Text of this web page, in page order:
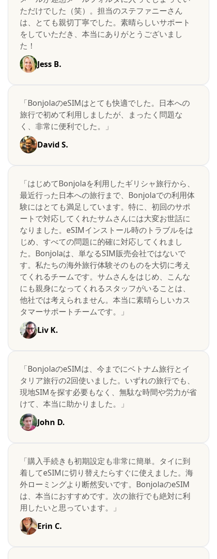
ただけでした（笑）。担当のステファニーさん
は、とても親切丁寧でした。素晴らしいサポート
をしていただき、本当にありがとうございまし
た！
Jess B.
「BonjolaのeSIMはとても快適でした。日本への
旅行で初めて利用しましたが、まったく問題な
く、非常に便利でした。」
David S.
「はじめてBonjolaを利用したギリシャ旅行から、
最近行った日本への旅行まで、Bonjolaでの利用体
験にはとても満足しています。特に、初回のサポ
ートで対応してくれたサムさんには大変お世話に
なりました。eSIMインストール時のトラブルをは
じめ、すべての問題に的確に対応してくれまし
た。Bonjolaは、単なるSIM販売会社ではないで
す。私たちの海外旅行体験そのものを大切に考え
てくれるチームです。サムさんをはじめ、こんな
にも親身になってくれるスタッフがいることは、
他社では考えられません。本当に素晴らしいカス
タマーサポートチームです。」
Liv K.
「BonjolaのeSIMは、今までにベトナム旅行とイ
タリア旅行の2回使いました。いずれの旅行でも、
現地SIMを探す必要もなく、無駄な時間や労力が省
けて、本当に助かりました。」
John D.
「購入手続きも初期設定も非常に簡単。タイに到
着してeSIMに切り替えたらすぐに使えました。海
外ローミングより断然安いです。BonjolaのeSIM
は、本当におすすめです。次の旅行でも絶対に利
用したいと思っています。」
Erin C.